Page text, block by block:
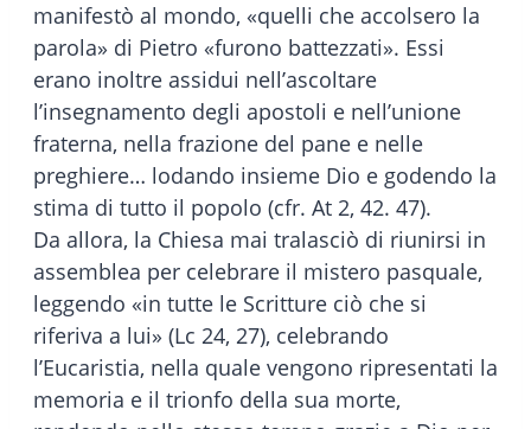
manifestò al mondo, «quelli che accolsero la
parola» di Pietro «furono battezzati». Essi
erano inoltre assidui nell’ascoltare
l’insegnamento degli apostoli e nell’unione
fraterna, nella frazione del pane e nelle
preghiere… lodando insieme Dio e godendo la
stima di tutto il popolo (cfr. At 2, 42. 47).
Da allora, la Chiesa mai tralasciò di riunirsi in
assemblea per celebrare il mistero pasquale,
leggendo «in tutte le Scritture ciò che si
riferiva a lui» (Lc 24, 27), celebrando
l’Eucaristia, nella quale vengono ripresentati la
memoria e il trionfo della sua morte,